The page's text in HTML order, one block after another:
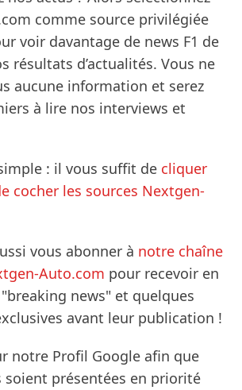
comme source privilégiée
voir davantage de news F1 de
résultats d’actualités. Vous ne
aucune information et serez
à lire nos interviews et
: il vous suffit de cliquer
cocher les sources Nextgen-
vous abonner à notre chaîne
Auto.com pour recevoir en
news" et quelques
avant leur publication !
notre Profil Google afin que
soient présentées en priorité